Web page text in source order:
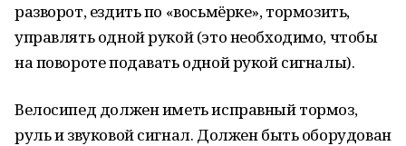
разворот, ездить по «восьмёрке», тормозить,
управлять одной рукой (это необходимо, чтобы
на повороте подавать одной рукой сигналы).
Велосипед должен иметь исправный тормоз,
руль и звуковой сигнал. Должен быть оборудован